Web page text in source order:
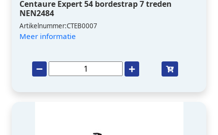
Centaure Expert 54 bordestrap 7 treden
NEN2484
Artikelnummer:CTEB0007
Meer informatie